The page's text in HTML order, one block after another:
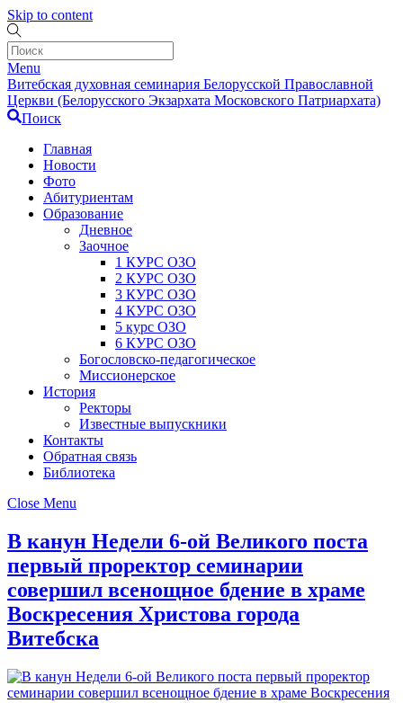
Skip to content
Menu
Витебская духовная семинария Белорусской Православной
Церкви (Белорусского Экзархата Московского Патриархата)
Поиск
Главная
Новости
Фото
Абитуриентам
Образование
Дневное
Заочное
1 КУРС ОЗО
2 КУРС ОЗО
3 КУРС ОЗО
4 КУРС ОЗО
5 курс ОЗО
6 КУРС ОЗО
Богословско-педагогическое
Миссионерское
История
Ректоры
Известные выпускники
Контакты
Обратная связь
Библиотека
Close Menu
В канун Недели 6-ой Великого поста
первый проректор семинарии
совершил всенощное бдение в храме
Воскресения Христова города
Витебска